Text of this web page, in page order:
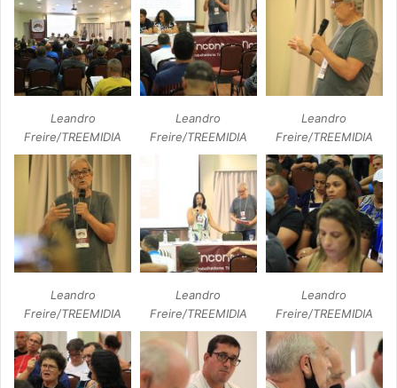
Leandro
Freire/TREEMIDIA
Leandro
Freire/TREEMIDIA
Leandro
Freire/TREEMIDIA
Leandro
Freire/TREEMIDIA
Leandro
Freire/TREEMIDIA
Leandro
Freire/TREEMIDIA